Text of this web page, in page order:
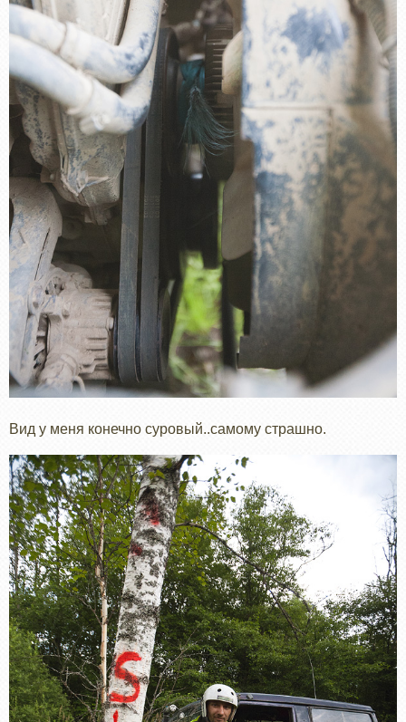
Вид у меня конечно суровый..самому страшно.